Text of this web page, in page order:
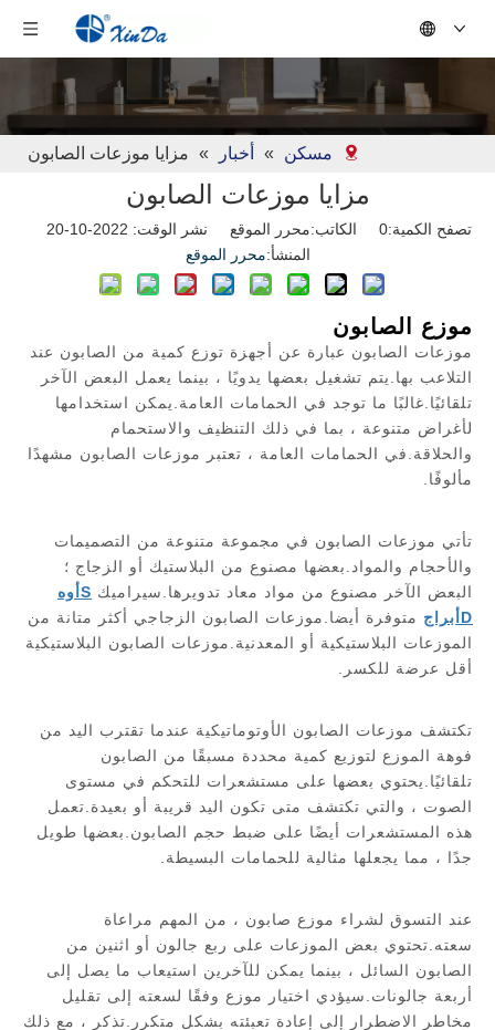
مسكن » أخبار » مزايا موزعات الصابون
مزايا موزعات الصابون
تصفح الكمية:0
المنشأ:محرر الموقع
موزع الصابون
موزعات الصابون عبارة عن أجهزة توزع كمية من الصابون عند
التلاعب بها.يتم تشغيل بعضها يدويًا ، بينما يعمل البعض الآخر
تلقائيًا.غالبًا ما توجد في الحمامات العامة.يمكن استخدامها
لأغراض متنوعة ، بما في ذلك التنظيف والاستحمام
والحلاقة.في الحمامات العامة ، تعتبر موزعات الصابون مشهدًا
مألوفًا.
تأتي موزعات الصابون في مجموعة متنوعة من التصميمات
والأحجام والمواد.بعضها مصنوع من البلاستيك أو الزجاج ؛
البعض الآخر مصنوع من مواد معاد تدويرها.سيراميك S أوه
D أبراج متوفرة أيضا.موزعات الصابون الزجاجي أكثر متانة من
الموزعات البلاستيكية أو المعدنية.موزعات الصابون البلاستيكية
أقل عرضة للكسر.
تكتشف موزعات الصابون الأوتوماتيكية عندما تقترب اليد من
فوهة الموزع لتوزيع كمية محددة مسبقًا من الصابون
تلقائيًا.يحتوي بعضها على مستشعرات للتحكم في مستوى
الصوت ، والتي تكتشف متى تكون اليد قريبة أو بعيدة.تعمل
هذه المستشعرات أيضًا على ضبط حجم الصابون.بعضها طويل
جدًا ، مما يجعلها مثالية للحمامات البسيطة.
عند التسوق لشراء موزع صابون ، من المهم مراعاة
سعته.تحتوي بعض الموزعات على ربع جالون أو اثنين من
الصابون السائل ، بينما يمكن للآخرين استيعاب ما يصل إلى
أربعة جالونات.سيؤدي اختيار موزع وفقًا لسعته إلى تقليل
مخاطر الاضطرار إلى إعادة تعبئته بشكل متكرر.تذكر ، مع ذلك